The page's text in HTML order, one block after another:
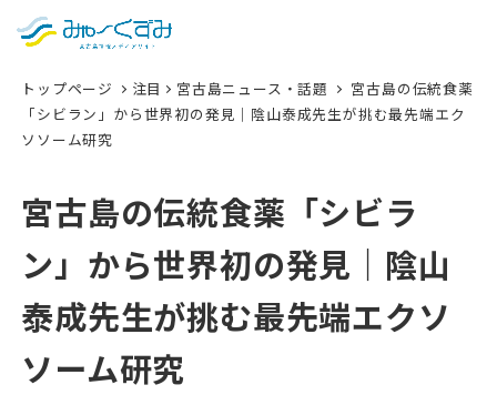
English
検索
トップページ 注目 宮古島ニュース・話題
宮古島の伝統食薬
「シビラン」から世界初の発見｜陰山泰成先生が挑む最先端エク
ソソーム研究
宮古島の伝統食薬「シビラ
ン」から世界初の発見｜陰山
泰成先生が挑む最先端エクソ
ソーム研究